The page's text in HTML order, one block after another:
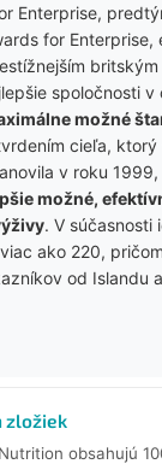
Enterprise,
for Enterprise,
britským
spoločnosti v
možné
cieľa, ktorý
v roku
možné,
. V súčasnosti
ako 220,
od Islandu
zložiek
obsahujú